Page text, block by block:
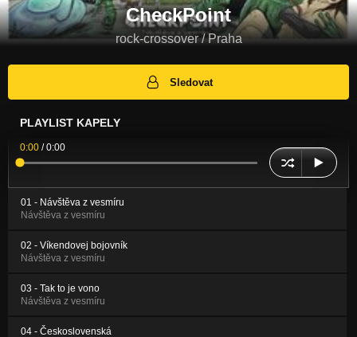
CheckPoint
rock-crossover / Praha
Sledovat
PLAYLIST KAPELY
0:00 /0:00
01 - Návštěva z vesmíru
Návštěva z vesmíru
02 - Víkendovej bojovník
Návštěva z vesmíru
03 - Tak to je vono
Návštěva z vesmíru
04 - Československá